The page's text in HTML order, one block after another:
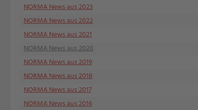
NORMA News aus 2023
NORMA News aus 2022
NORMA News aus 2021
NORMA News aus 2020
NORMA News aus 2019
NORMA News aus 2018
NORMA News aus 2017
NORMA News aus 2016